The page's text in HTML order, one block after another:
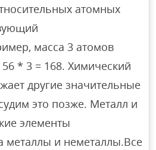
атомных
масса 3 атомов
* 3 = 168. Химический
другие значительные
это позже. Металл и
элементы
металлы и неметаллы.Все